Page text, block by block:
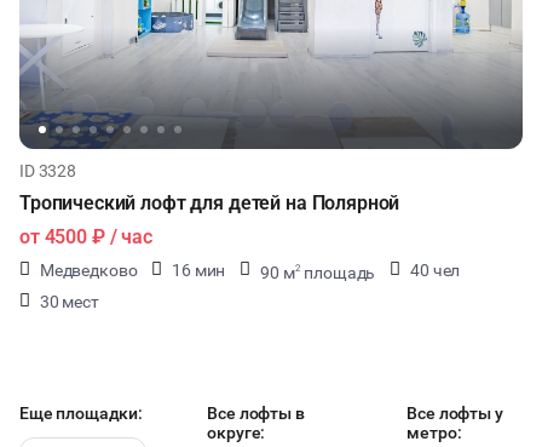
ID 3328
Тропический лофт для детей на Полярной
от 4500 ₽/ час
Медведково 16 мин 90 м2 площадь
40 чел
30 мест
Еще площадки:
Все лофты в
округе:
Все лофты у
метро: